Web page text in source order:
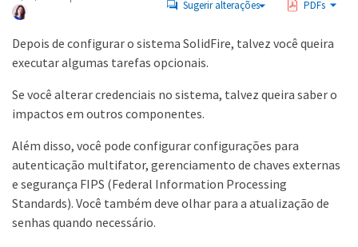
Sugerir alterações PDFs
Depois de configurar o sistema SolidFire, talvez você queira
executar algumas tarefas opcionais.
Se você alterar credenciais no sistema, talvez queira saber o
impactos em outros componentes.
Além disso, você pode configurar configurações para
autenticação multifator, gerenciamento de chaves externas
e segurança FIPS (Federal Information Processing
Standards). Você também deve olhar para a atualização de
senhas quando necessário.